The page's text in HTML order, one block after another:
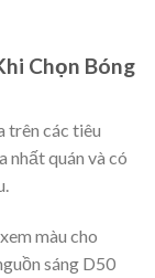
Chọn Bóng
trên các tiêu
nhất quán và có
màu cho
sáng D50